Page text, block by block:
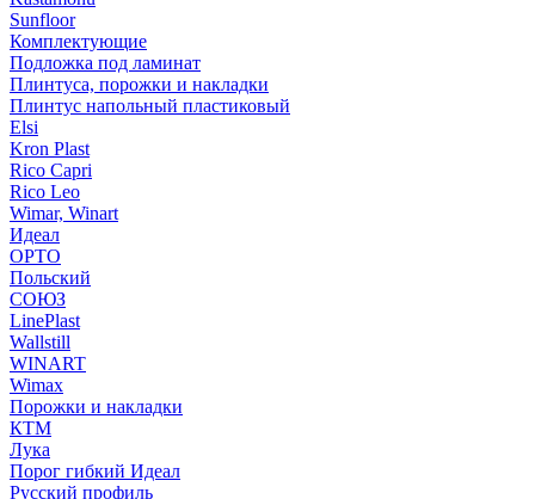
Sunfloor
Комплектующие
Подложка под ламинат
Плинтуса, порожки и накладки
Плинтус напольный пластиковый
Elsi
Kron Plast
Rico Capri
Rico Leo
Wimar, Winart
Идеал
ОРТО
Польский
СОЮЗ
LinePlast
Wallstill
WINART
Wimax
Порожки и накладки
КТМ
Лука
Порог гибкий Идеал
Русский профиль